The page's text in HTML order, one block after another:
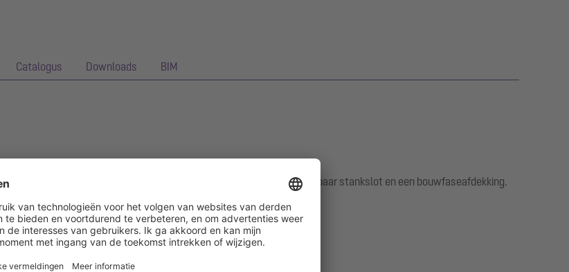
Catalogus Downloads BIM
bedoeld voor puntafwatering en is uitgerust met een uitneembaar stankslot en een bouwfaseafdekking.
Fraunhofer Institut Stuttgart.
toepassing van waterdichte afdichtingen)